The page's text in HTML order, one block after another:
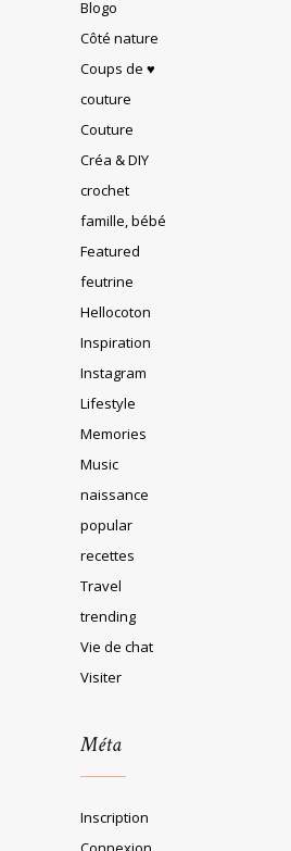
Blogo
Côté nature
Coups de ♥
couture
Couture
Créa & DIY
crochet
famille, bébé
Featured
feutrine
Hellocoton
Inspiration
Instagram
Lifestyle
Memories
Music
naissance
popular
recettes
Travel
trending
Vie de chat
Visiter
Méta
Inscription